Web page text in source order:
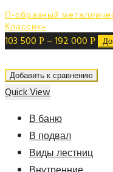
П-образный
Классик»
103 500 Р –192 000 Р
Добавить к сравнению
Quick View
В баню
В подвал
Виды лестниц